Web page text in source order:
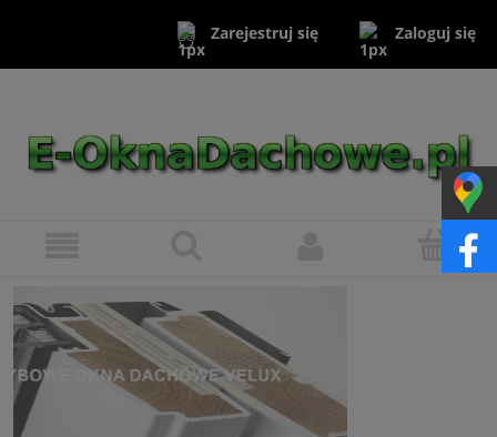
Zarejestruj się Zaloguj się